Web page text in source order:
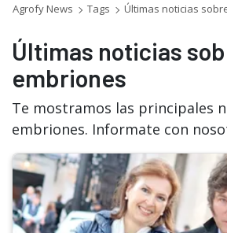
Agrofy News Tags Últimas noticias
Últimas noticias
embriones
Te mostramos las principales
embriones. Informate con